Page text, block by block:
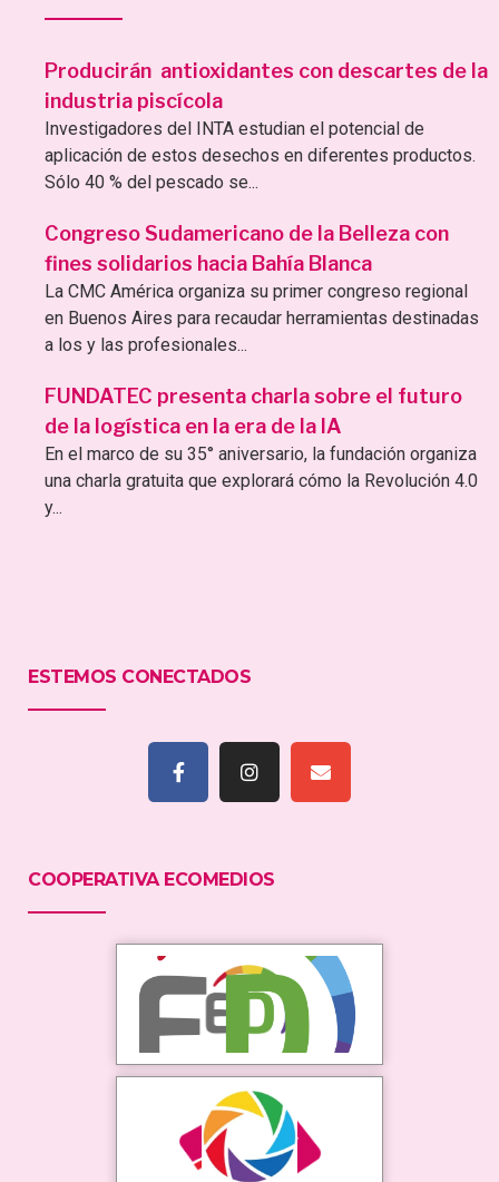
Producirán antioxidantes con descartes de la
industria piscícola
Investigadores del INTA estudian el potencial de
aplicación de estos desechos en diferentes productos.
Sólo 40 % del pescado se...
Congreso Sudamericano de la Belleza con
fines solidarios hacia Bahía Blanca
La CMC América organiza su primer congreso regional
en Buenos Aires para recaudar herramientas destinadas
a los y las profesionales...
FUNDATEC presenta charla sobre el futuro
de la logística en la era de la IA
En el marco de su 35° aniversario, la fundación organiza
una charla gratuita que explorará cómo la Revolución 4.0
y...
ESTEMOS CONECTADOS
COOPERATIVA ECOMEDIOS